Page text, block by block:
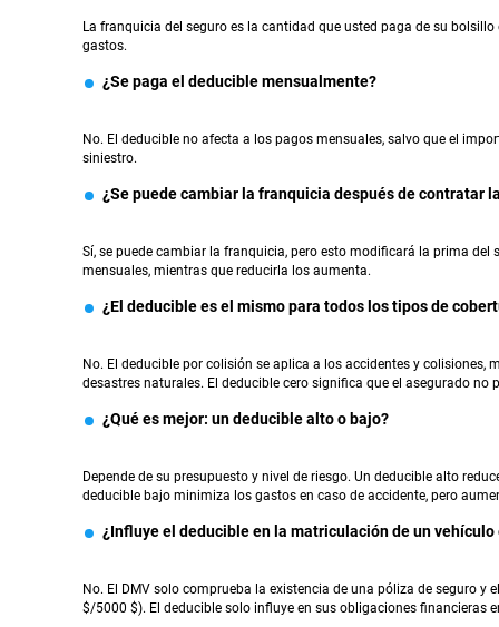
La franquicia del seguro es la cantidad que usted paga de su
gastos.
¿Se paga el deducible mensualmente?
No. El deducible no afecta a los pagos mensuales, salvo que el
siniestro.
¿Se puede cambiar la franquicia después de contratar
Sí, se puede cambiar la franquicia, pero esto modificará la prima
mensuales, mientras que reducirla los aumenta.
¿El deducible es el mismo para todos los tipos de
No. El deducible por colisión se aplica a los accidentes y
desastres naturales. El deducible cero significa que el asegurado no
¿Qué es mejor: un deducible alto o bajo?
Depende de su presupuesto y nivel de riesgo. Un deducible alto
deducible bajo minimiza los gastos en caso de accidente, pero
¿Influye el deducible en la matriculación de un vehículo
No. El DMV solo comprueba la existencia de una póliza de seguro
$/5000 $). El deducible solo influye en sus obligaciones financieras